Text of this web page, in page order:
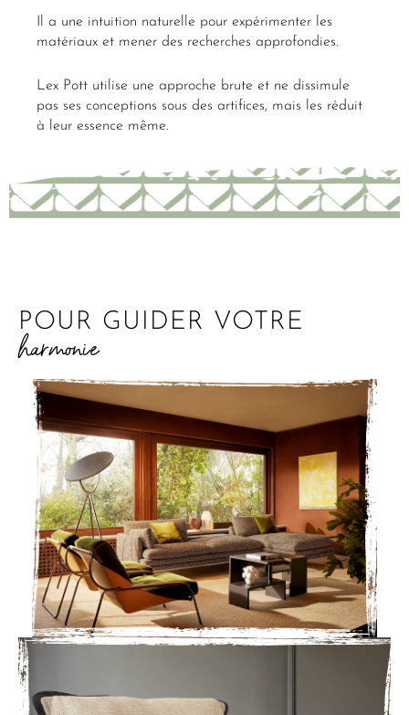
Il a une intuition naturelle pour expérimenter les
matériaux et mener des recherches approfondies.
Lex Pott utilise une approche brute et ne dissimule
pas ses conceptions sous des artifices, mais les réduit
à leur essence même.
POUR GUIDER VOTRE
harmonie